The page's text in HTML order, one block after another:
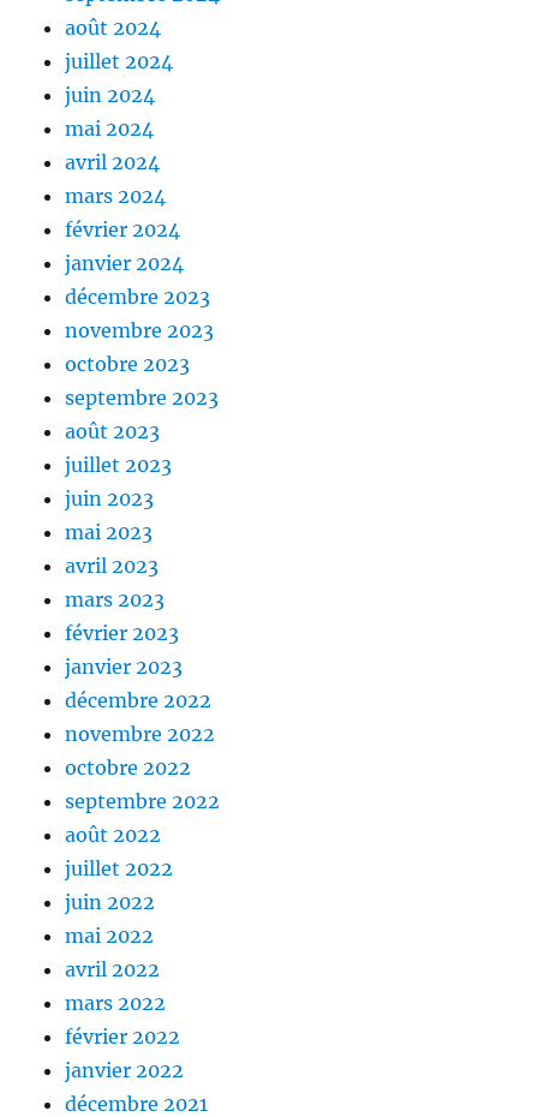
août 2024
juillet 2024
juin 2024
mai 2024
avril 2024
mars 2024
février 2024
janvier 2024
décembre 2023
novembre 2023
octobre 2023
septembre 2023
août 2023
juillet 2023
juin 2023
mai 2023
avril 2023
mars 2023
février 2023
janvier 2023
décembre 2022
novembre 2022
octobre 2022
septembre 2022
août 2022
juillet 2022
juin 2022
mai 2022
avril 2022
mars 2022
février 2022
janvier 2022
décembre 2021